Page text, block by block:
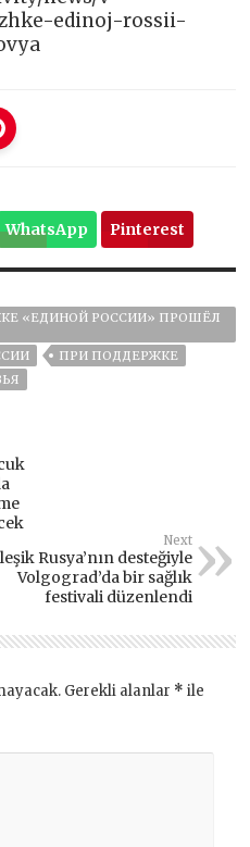
edinoj-rossii-
WhatsApp Pinterest
«ЕДИНОЙ РОССИИ» ПРОШЁЛ
ПРИ ПОДДЕРЖКЕ
Next
Rusya’nın desteğiyle
Volgograd’da bir sağlık
festivali düzenlendi
Gerekli alanlar * ile